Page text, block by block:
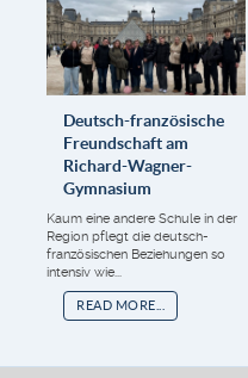
Deutsch-französische
Freundschaft am
Richard-Wagner-
Gymnasium
Kaum eine andere Schule in der
Region pflegt die deutsch-
französischen Beziehungen so
intensiv wie...
READ MORE...